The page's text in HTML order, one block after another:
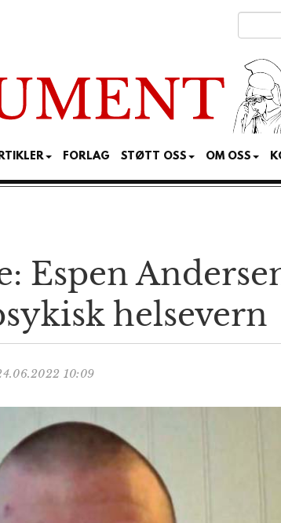
FORLAG STØTT OSS OM OSS
Espen
helsevern
10:09